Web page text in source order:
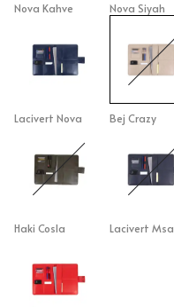
Nova Kahve Nova Siyah
Lacivert Nova Bej Crazy
Haki Cosla Lacivert Msa